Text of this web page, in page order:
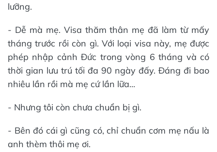
lưỡng.
- Dễ mà mẹ. Visa thăm thân mẹ đã làm từ mấy
tháng trước rồi còn gì. Với loại visa này, mẹ được
phép nhập cảnh Đức trong vòng 6 tháng và có
thời gian lưu trú tối đa 90 ngày đấy. Đáng đi bao
nhiêu lần rồi mà mẹ cứ lần lữa...
- Nhưng tôi còn chưa chuẩn bị gì.
- Bên đó cái gì cũng có, chỉ chuẩn cơm mẹ nấu là
anh thèm thôi mẹ ơi.